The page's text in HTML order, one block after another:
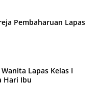
Pembaharuan Lapas
Lapas Kelas I
Hari Ibu